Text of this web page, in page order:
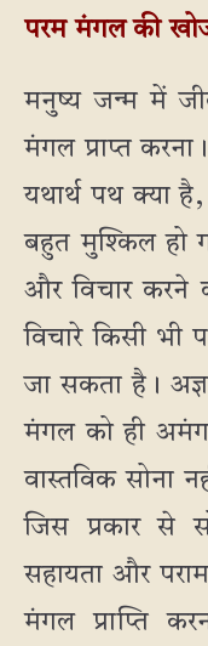
परम मंगल की
मनुष्य जन्म में
मंगल प्राप्त
यथार्थ पथ क्या
बहुत मुश्किल हो
और विचार करने
विचारे किसी भी
जा सकता है।
मंगल को ही
वास्तविक सोना
जिस प्रकार से
सहायता और
मंगल प्राप्ति